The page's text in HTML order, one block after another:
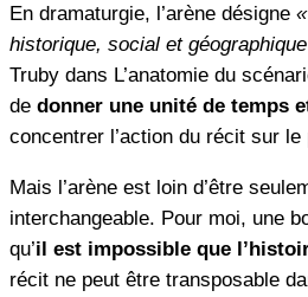
En dramaturgie, l’arène désigne
historique, social et
Truby dans L’anatomie du
de donner une unité de temps
concentrer l’action du récit sur le
Mais l’arène est loin d’être
interchangeable. Pour moi, une
qu’il est impossible que
récit ne peut être transposable